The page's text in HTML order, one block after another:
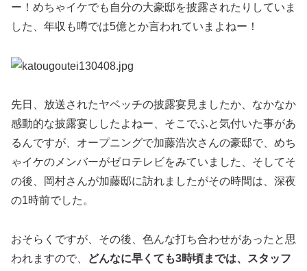
ー！めちゃイケでも自分の大豪邸を披露されたりしていま
した、年収も噂では5億とか言われていまよねー！
先日、放送されたヤベッチの披露宴見ましたか、なかなか
感動的な披露宴ししたよねー、そこでふと気付いた事があ
るんですが、オープニングで加藤浩次さんの豪邸で、めち
ゃイケのメンバーがゼロテレビをみていました、そしてそ
の後、岡村さんが加藤邸に訪れましたがその時間は、深夜
の1時前でした。
おそらくですが、その後、色んな打ち合わせがあったと思
われますので、
どんなに早くても3時頃までは、スタッフ